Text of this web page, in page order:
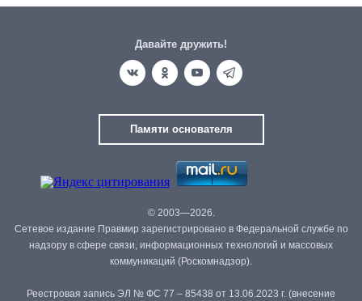
Давайте дружить!
Памяти основателя
© 2003—2026.
Сетевое издание Правмир зарегистрировано в Федеральной службе по
надзору в сфере связи, информационных технологий и массовых
коммуникаций (Роскомнадзор).
Реестровая запись ЭЛ № ФС 77 – 85438 от 13.06.2023 г. (внесение